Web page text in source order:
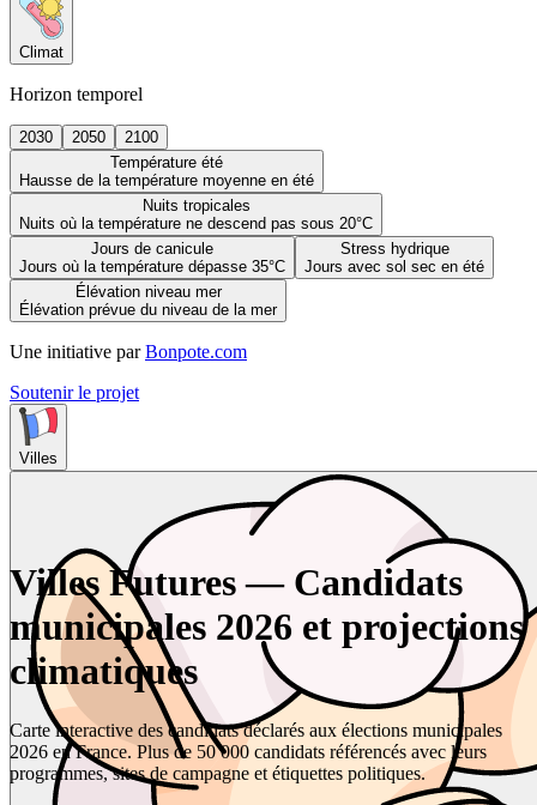
Climat
Horizon temporel
2030 2050
2100
Température été
Hausse de la température moyenne en été
Nuits tropicales
Nuits où la température ne descend pas sous 20°C
Jours de canicule
Jours où la température dépasse 35°C
Stress hydrique
Jours avec sol sec en été
Élévation niveau mer
Élévation prévue du niveau de la mer
Une initiative par Bonpote.com
Soutenir le projet
Villes
Villes Futures — Candidats
municipales 2026 et projections
climatiques
Carte interactive des candidats déclarés aux élections municipales
2026 en France. Plus de 50 000 candidats référencés avec leurs
programmes, sites de campagne et étiquettes politiques.